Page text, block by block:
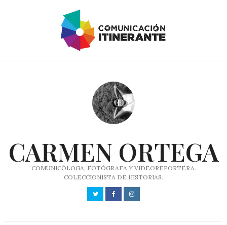
CARMEN ORTEGA
COMUNICÓLOGA, FOTÓGRAFA Y VIDEOREPORTERA.
COLECCIONISTA DE HISTORIAS.